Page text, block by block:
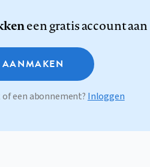
een gratis account aan
een abonnement? Inloggen